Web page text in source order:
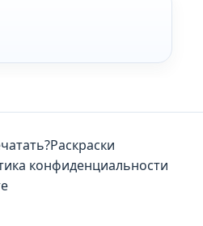
Раскраски
конфиденциальности